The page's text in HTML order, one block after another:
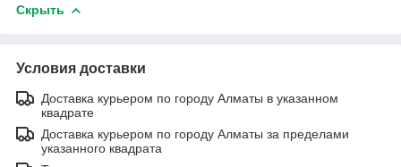
Скрыть
Условия доставки
Доставка курьером по городу Алматы в указанном
квадрате
Доставка курьером по городу Алматы за пределами
указанного квадрата